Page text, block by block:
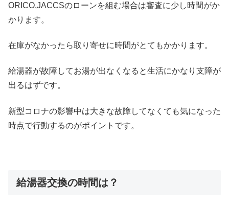
ORICO,JACCSのローンを組む場合は審査に少し時間がか
かります。
在庫がなかったら取り寄せに時間がとてもかかります。
給湯器が故障してお湯が出なくなると生活にかなり支障が
出るはずです。
新型コロナの影響中は大きな故障してなくても気になった
時点で行動するのがポイントです。
給湯器交換の時間は？